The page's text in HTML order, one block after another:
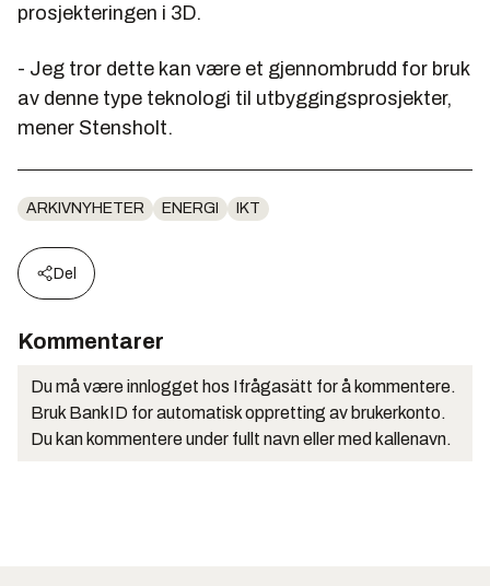
prosjekteringen i 3D.
- Jeg tror dette kan være et gjennombrudd for bruk
av denne type teknologi til utbyggingsprosjekter,
mener Stensholt.
ARKIVNYHETER ENERGI IKT
Del
Kommentarer
Du må være innlogget hos Ifrågasätt for å kommentere.
Bruk BankID for automatisk oppretting av brukerkonto.
Du kan kommentere under fullt navn eller med kallenavn.